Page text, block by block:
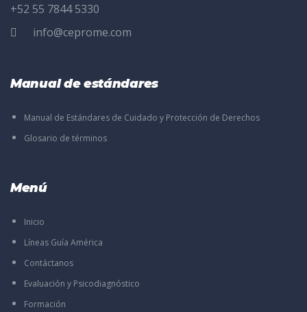
+52 55 7844 5330
info@ceprome.com
Manual de estándares
Manual de Estándares de Cuidado y Protección de Derechos
Glosario de términos
Menú
Inicio
Líneas Guía América
Contáctanos
Evaluación y Psicodiagnóstico
Formación